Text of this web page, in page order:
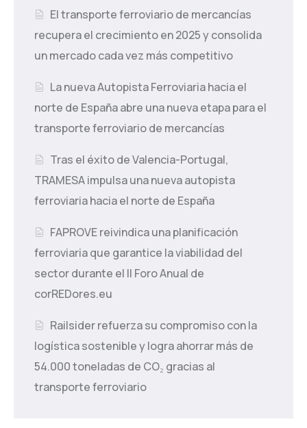
El transporte ferroviario de mercancías
recupera el crecimiento en 2025 y consolida
un mercado cada vez más competitivo
La nueva Autopista Ferroviaria hacia el
norte de España abre una nueva etapa para el
transporte ferroviario de mercancías
Tras el éxito de Valencia-Portugal,
TRAMESA impulsa una nueva autopista
ferroviaria hacia el norte de España
FAPROVE reivindica una planificación
ferroviaria que garantice la viabilidad del
sector durante el II Foro Anual de
corREDores.eu
Railsider refuerza su compromiso con la
logística sostenible y logra ahorrar más de
54.000 toneladas de CO₂ gracias al
transporte ferroviario